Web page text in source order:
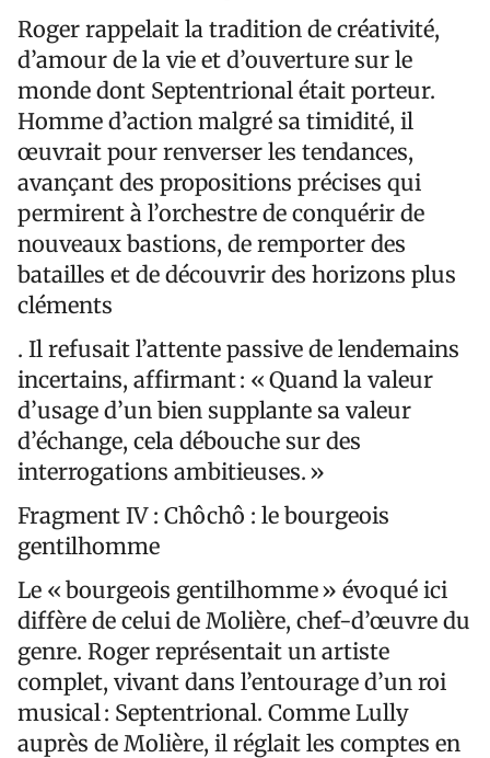
Roger rappelait la tradition de créativité,
d’amour de la vie et d’ouverture sur le
monde dont Septentrional était porteur.
Homme d’action malgré sa timidité, il
œuvrait pour renverser les tendances,
avançant des propositions précises qui
permirent à l’orchestre de conquérir de
nouveaux bastions, de remporter des
batailles et de découvrir des horizons plus
cléments
. Il refusait l’attente passive de lendemains
incertains, affirmant : « Quand la valeur
d’usage d’un bien supplante sa valeur
d’échange, cela débouche sur des
interrogations ambitieuses. »
Fragment IV : Chôchô : le bourgeois
gentilhomme
Le « bourgeois gentilhomme » évoqué ici
diffère de celui de Molière, chef-d’œuvre du
genre. Roger représentait un artiste
complet, vivant dans l’entourage d’un roi
musical : Septentrional. Comme Lully
auprès de Molière, il réglait les comptes en